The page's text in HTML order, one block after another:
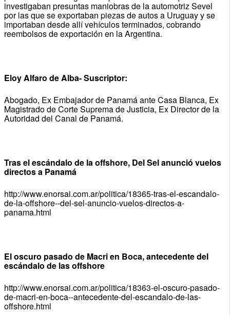
investigaban presuntas maniobras de la automotriz Sevel
por las que se exportaban piezas de autos a Uruguay y se
importaban desde allí vehículos terminados, cobrando
reembolsos de exportación en la Argentina.
Eloy Alfaro de Alba- Suscriptor:
Abogado, Ex Embajador de Panamá ante Casa Blanca, Ex
Magistrado de Corte Suprema de Justicia, Ex Director de la
Autoridad del Canal de Panamá.
Tras el escándalo de la offshore, Del Sel anunció vuelos
directos a Panamá
http://www.enorsai.com.ar/politica/18365-tras-el-escandalo-
de-la-offshore--del-sel-anuncio-vuelos-directos-a-
panama.html
El oscuro pasado de Macri en Boca, antecedente del
escándalo de las offshore
http://www.enorsai.com.ar/politica/18363-el-oscuro-pasado-
de-macri-en-boca--antecedente-del-escandalo-de-las-
offshore.html